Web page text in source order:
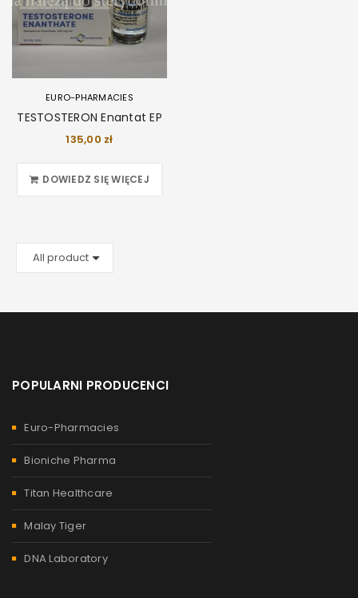
EURO-PHARMACIES
TESTOSTERON Enantat EP
135,00 zł
DOWIEDZ SIĘ WIĘCEJ
POPULARNI PRODUCENCI
Euro-Pharmacies
Bioniche Pharma
Titan Healthcare
Malay Tiger
DNA Laboratory